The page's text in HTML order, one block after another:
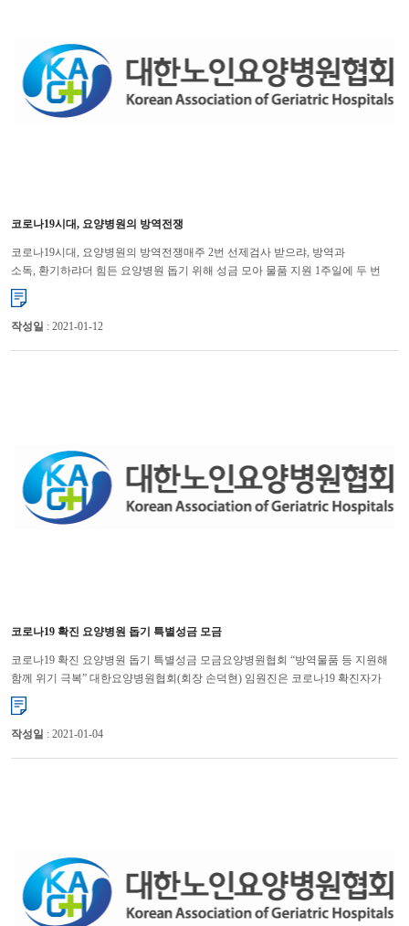
코로나19시대, 요양병원의 방역전쟁
코로나19시대, 요양병원의 방역전쟁매주 2번 선제검사 받으랴, 방역과
소독, 환기하랴더 힘든 요양병원 돕기 위해 성금 모아 물품 지원 1주일에 두 번
코로나19 선제적 PCR 검사, 하루 3번 이상...
작성일 : 2021-01-12
코로나19 확진 요양병원 돕기 특별성금 모금
코로나19 확진 요양병원 돕기 특별성금 모금요양병원협회 “방역물품 등 지원해
함께 위기 극복” 대한요양병원협회(회장 손덕현) 임원진은 코로나19 확진자가
발생했거나 코호트 격리에 들어간 요양병원을 돕기 위해 특별...
작성일 : 2021-01-04